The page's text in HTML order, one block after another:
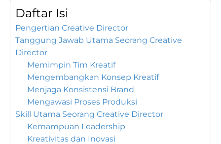
Daftar Isi
Pengertian Creative Director
Tanggung Jawab Utama Seorang Creative
Director
Memimpin Tim Kreatif
Mengembangkan Konsep Kreatif
Menjaga Konsistensi Brand
Mengawasi Proses Produksi
Skill Utama Seorang Creative Director
Kemampuan Leadership
Kreativitas dan Inovasi